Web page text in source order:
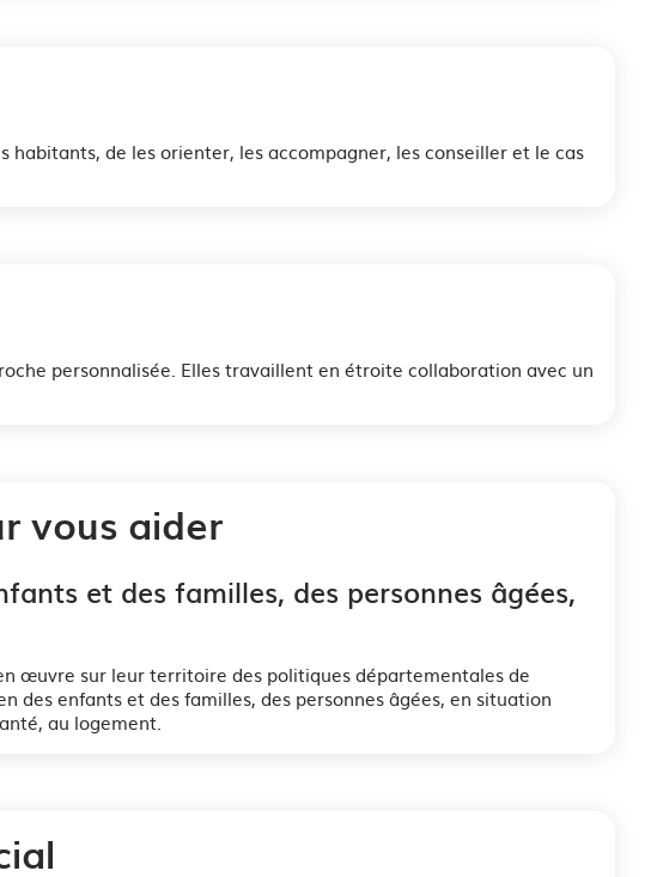
habitants, de les orienter, les accompagner, les conseiller et le cas
personnalisée. Elles travaillent en étroite collaboration avec un
vous aider
et des familles, des personnes âgées,
œuvre sur leur territoire des politiques départementales de
des enfants et des familles, des personnes âgées, en situation
au logement.